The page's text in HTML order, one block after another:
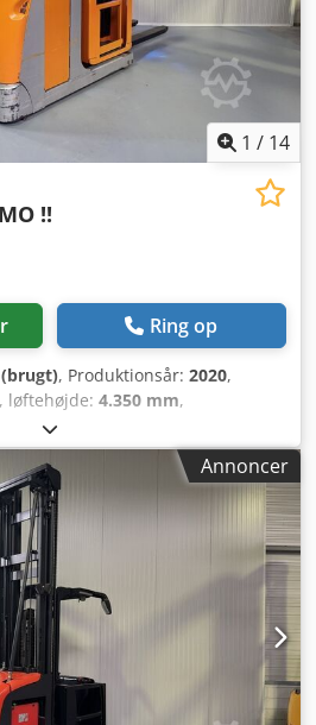
1 / 14
!!
Ring op
, Produktionsår: 2020,
, løftehøjde: 4.350 mm,
, driftstimer:
, mastetype:duplex, Fabrikant +
2W4350 ID: 26031.4368
Gafler: 1200 mm Sænket højde:
mm Kapacitet: 1000 kg
Plukke højde: 5350 mm Chjdpfx
Ja Kabinebredde: 900 mm År:
24v / 620ah Ekstraudstyr:
spot Komplet SOM ny!!
Annoncer